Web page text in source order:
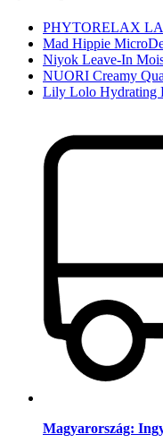
PHYTORELAX
Mad Hippie
Niyok Leave-In
NUORI Creamy
Lily Lolo Hydrating
Magyarország: